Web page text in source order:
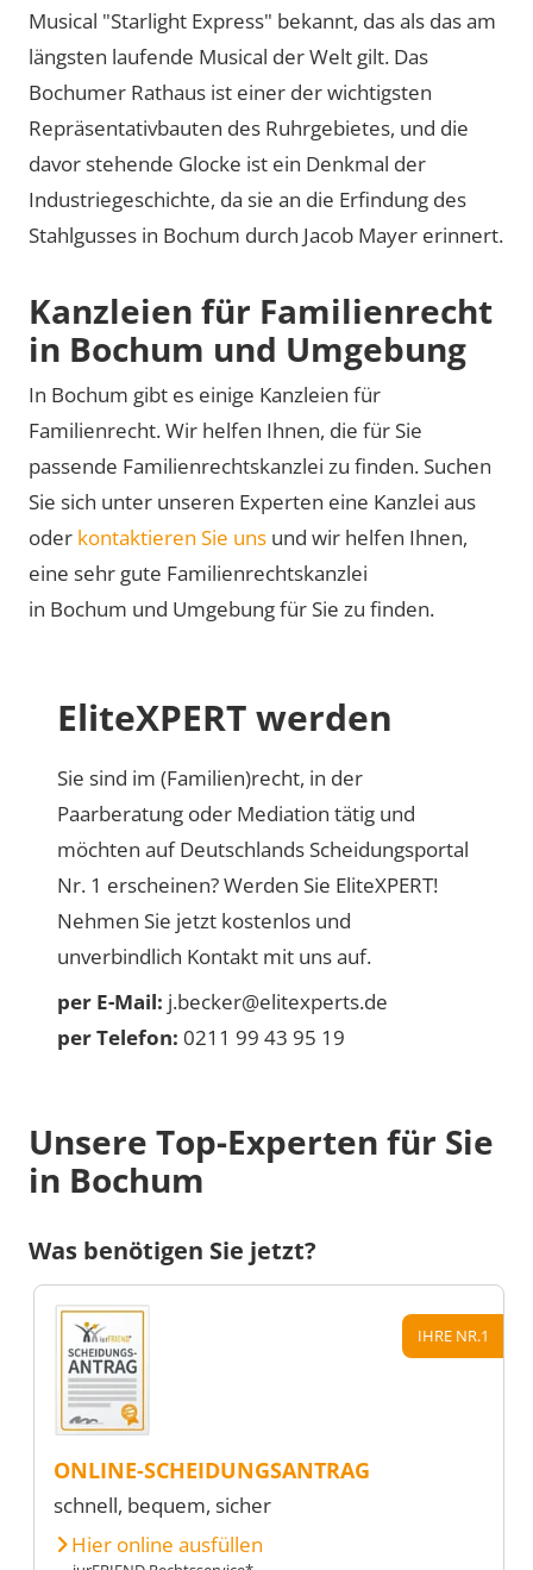
Musical "Starlight Express" bekannt, das als das am
längsten laufende Musical der Welt gilt. Das
Bochumer Rathaus ist einer der wichtigsten
Repräsentativbauten des Ruhrgebietes, und die
davor stehende Glocke ist ein Denkmal der
Industriegeschichte, da sie an die Erfindung des
Stahlgusses in Bochum durch Jacob Mayer erinnert.
Kanzleien für Familienrecht
in Bochum und Umgebung
In Bochum gibt es einige Kanzleien für
Familienrecht. Wir helfen Ihnen, die für Sie
passende Familienrechtskanzlei zu finden. Suchen
Sie sich unter unseren Experten eine Kanzlei aus
oder kontaktieren Sie uns und wir helfen Ihnen,
eine sehr gute Familienrechtskanzlei
in Bochum und Umgebung für Sie zu finden.
EliteXPERT werden
Sie sind im (Familien)recht, in der
Paarberatung oder Mediation tätig und
möchten auf Deutschlands Scheidungsportal
Nr. 1 erscheinen? Werden Sie EliteXPERT!
Nehmen Sie jetzt kostenlos und
unverbindlich Kontakt mit uns auf.
per E-Mail: j.becker@elitexperts.de
per Telefon: 0211 99 43 95 19
Unsere Top-Experten für Sie
in Bochum
Was benötigen Sie jetzt?
IHRE NR.1
ONLINE-SCHEIDUNGSANTRAG
schnell, bequem, sicher
Hier online ausfüllen